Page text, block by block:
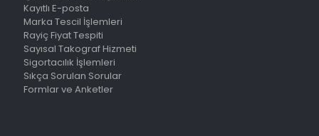
Kayıtlı E-posta
Marka Tescil İşlemleri
Rayiç Fiyat Tespiti
Sayısal Takograf Hizmeti
Sigortacılık İşlemleri
Sıkça Sorulan Sorular
Formlar ve Anketler